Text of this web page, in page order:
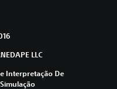
LLC
Interpretação De